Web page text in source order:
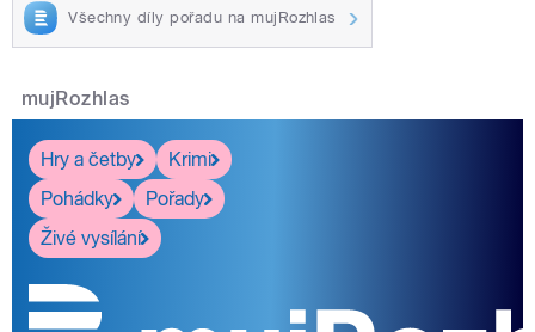
Všechny díly pořadu na mujRozhlas
mujRozhlas
Hry a četby
Krimi
Pohádky
Pořady
Živé vysílání